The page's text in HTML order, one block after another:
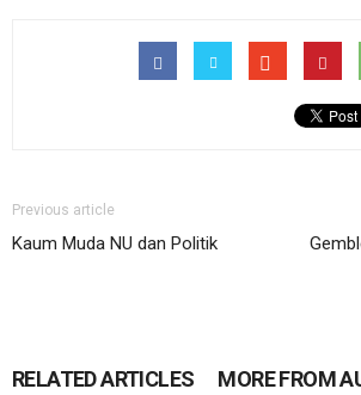
Previous article
Kaum Muda NU dan Politik
RELATED ARTICLES MORE FROM